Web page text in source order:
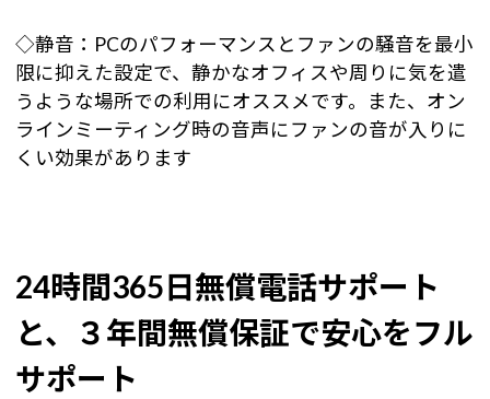
◇静音：PCのパフォーマンスとファンの騒音を最小
限に抑えた設定で、静かなオフィスや周りに気を遣
うような場所での利用にオススメです。また、オン
ラインミーティング時の音声にファンの音が入りに
くい効果があります
24時間365日無償電話サポート
と、３年間無償保証で安心をフル
サポート